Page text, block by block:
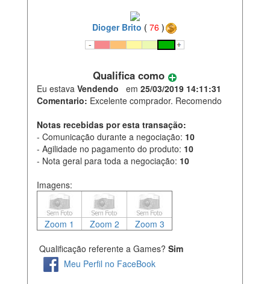
Dioger Brito ( 76 )
Qualifica como
Eu estava Vendendo em 25/03/2019 14:11:31
Comentario: Excelente comprador. Recomendo
Notas recebidas por esta transação:
- Comunicação durante a negociação: 10
- Agilidade no pagamento do produto: 10
- Nota geral para toda a negociação: 10
Imagens:
Zoom 1 Zoom 2 Zoom 3
Qualificação referente a Games? Sim
Meu Perfil no FaceBook